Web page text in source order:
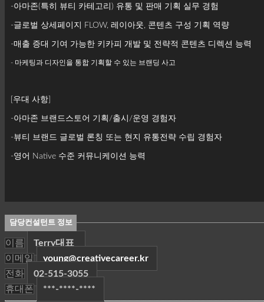
-아마존(특히 뷰티 카테고리) 유통 및 판매 기획 실무 경험
-글로벌 상세페이지 FLOW, 레이아웃, 콘텐츠 구성 기획 역량
-매출 증대 기여 가능한 키카피 개발 및 전략적 콘텐츠 디렉션 능력
- 마케팅과 디자인을 통합 기획할 수 있는 브랜딩 사고
[우대 사항]
-아마존 브랜드스토어 기획/출시/운영 경험자
-뷰티 브랜드 글로벌 론칭 또는 현지 유통전략 수립 경험자
-영어 Native 수준 커뮤니케이션 능력
담당컨설턴트 정보
이름
Terry대표
이메일
young@creativecareer.kr
전화
02-515-3055
휴대폰
***-****-****